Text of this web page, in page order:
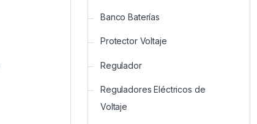
Banco Baterías
Protector Voltaje
Regulador
Reguladores Eléctricos de
Voltaje